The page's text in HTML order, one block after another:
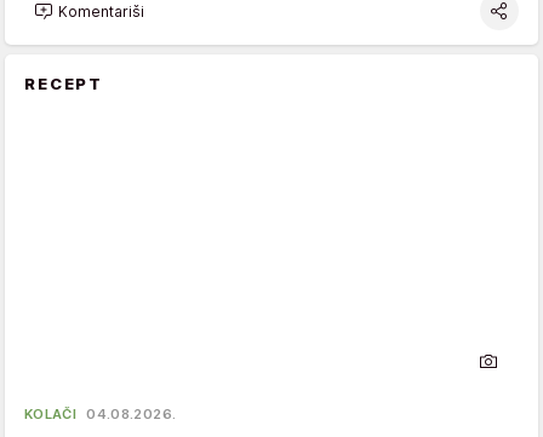
Komentariši
RECEPT
KOLAČI 04.08.2026.